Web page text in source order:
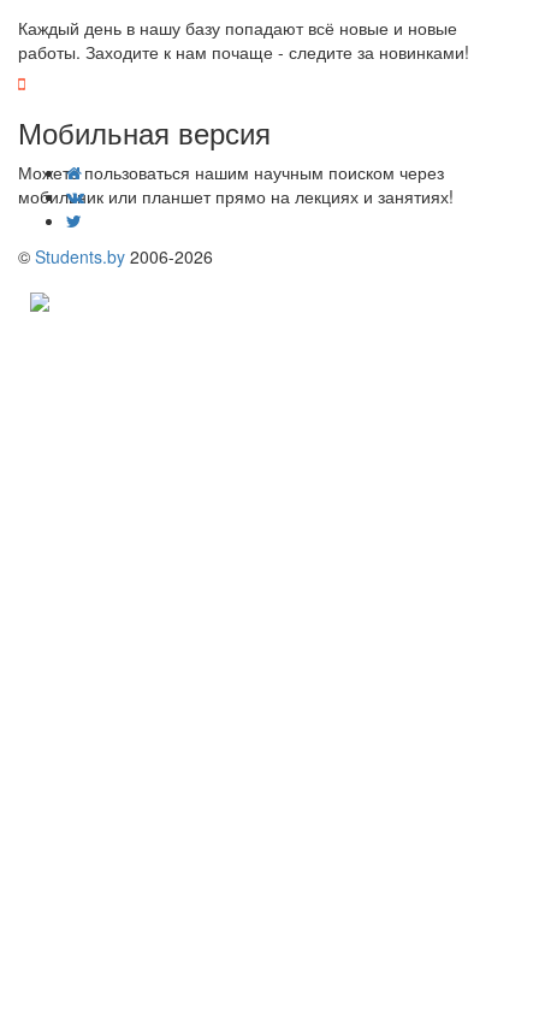
Каждый день в нашу базу попадают всё новые и новые
работы. Заходите к нам почаще - следите за новинками!
Мобильная версия
Можете пользоваться нашим научным поиском через
мобильник или планшет прямо на лекциях и занятиях!
© Students.by 2006-2026